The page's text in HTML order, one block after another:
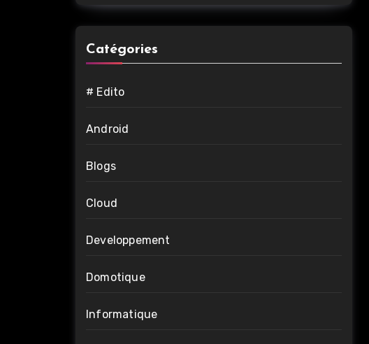
Catégories
# Edito
Android
Blogs
Cloud
Developpement
Domotique
Informatique